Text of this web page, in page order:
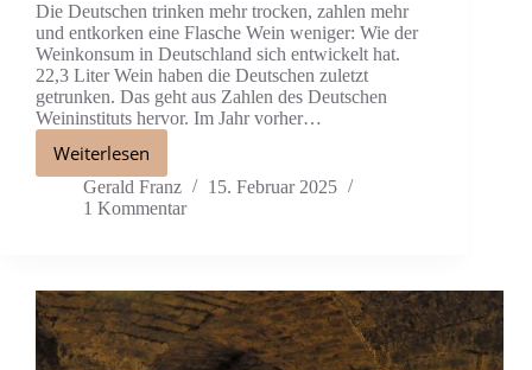
Die Deutschen trinken mehr trocken, zahlen mehr
und entkorken eine Flasche Wein weniger: Wie der
Weinkonsum in Deutschland sich entwickelt hat.
22,3 Liter Wein haben die Deutschen zuletzt
getrunken. Das geht aus Zahlen des Deutschen
Weininstituts hervor. Im Jahr vorher…
Weiterlesen
Gerald Franz
15. Februar 2025
1 Kommentar